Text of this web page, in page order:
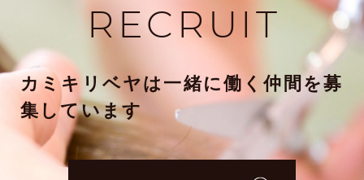
RECRUIT
カミキリベヤは一緒に働く仲間を募
集しています